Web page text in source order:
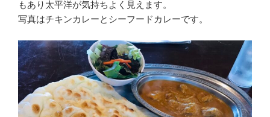
もあり太平洋が気持ちよく見えます。
写真はチキンカレーとシーフードカレーです。